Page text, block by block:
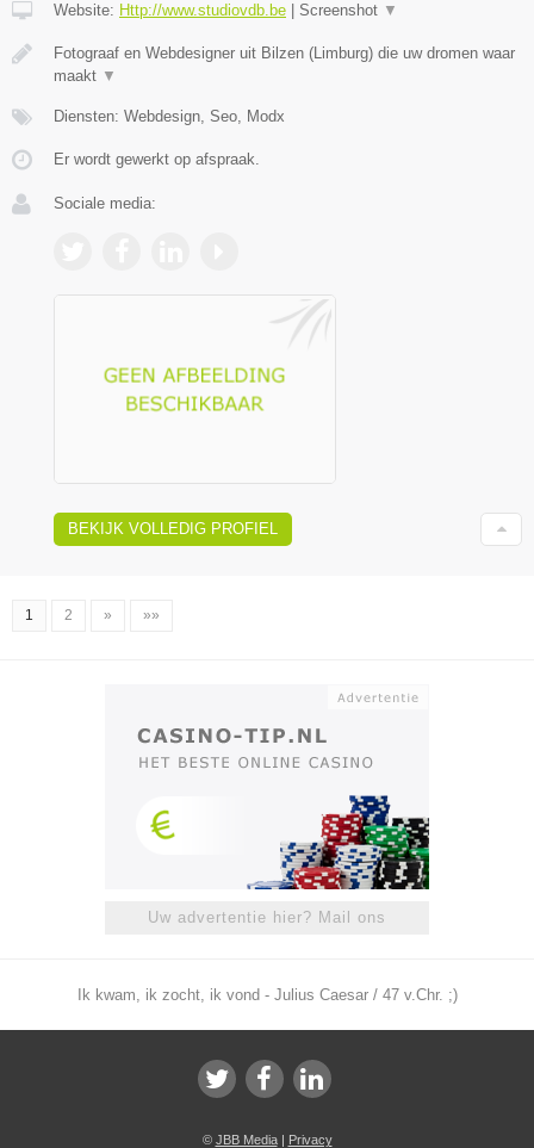
Website: Http://www.studiovdb.be Screenshot ▼
Fotograaf en Webdesigner uit Bilzen (Limburg) die uw dromen waar
maakt ▼
Diensten: Webdesign, Seo, Modx
Er wordt gewerkt op afspraak.
Sociale media:
BEKIJK VOLLEDIG PROFIEL
1 2 » »»
Uw advertentie hier? Mail ons
Ik kwam, ik zocht, ik vond - Julius Caesar / 47 v.Chr. ;)
© JBB Media| Privacy